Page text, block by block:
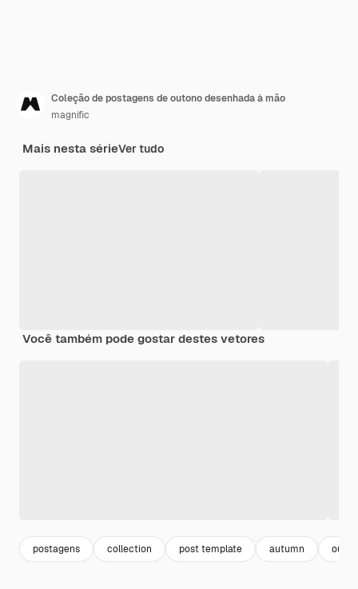
Coleção de postagens de outono desenhada à mão
magnific
Mais nesta sérieVer tudo
Você também pode gostar destes vetores
postagens collection post template autumn